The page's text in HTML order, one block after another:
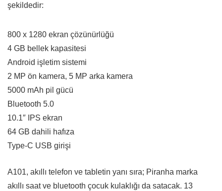
şekildedir:
800 x 1280 ekran çözünürlüğü
4 GB bellek kapasitesi
Android işletim sistemi
2 MP ön kamera, 5 MP arka kamera
5000 mAh pil gücü
Bluetooth 5.0
10.1″ IPS ekran
64 GB dahili hafıza
Type-C USB girişi
A101, akıllı telefon ve tabletin yanı sıra; Piranha marka
akıllı saat ve bluetooth çocuk kulaklığı da satacak. 13